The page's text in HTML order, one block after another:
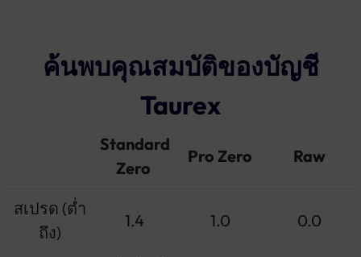
ค้นพบคุณสมบัติของบัญชี
Taurex
Standard
Zero
Pro Zero Raw
สเปรด (ต่ำ
ถึง)
1.4 1.0 0.0